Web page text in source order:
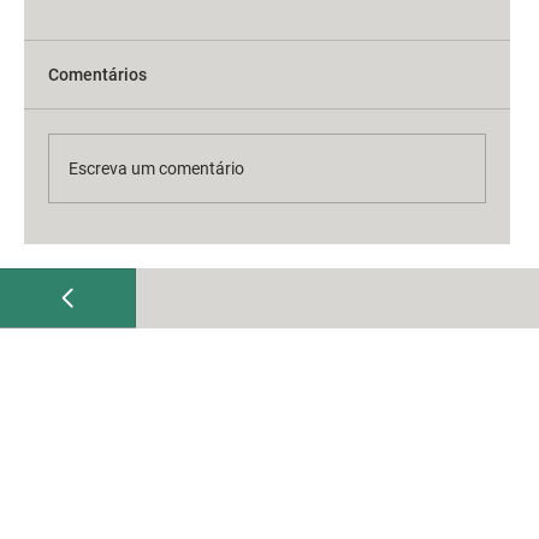
Comentários
Escreva um comentário